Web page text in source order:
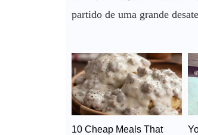
partido de uma grande
10 Cheap Meals That